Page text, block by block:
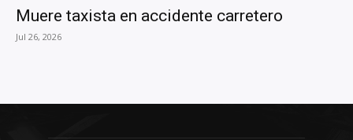
Muere taxista en accidente carretero
Jul 26, 2026